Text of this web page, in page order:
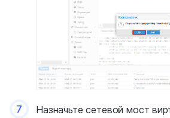
7
Назначьте сетевой мост